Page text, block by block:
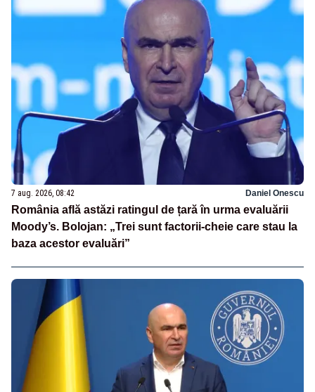
7 aug. 2026, 08:42 Daniel Onescu
România află astăzi ratingul de țară în urma evaluării
Moody’s. Bolojan: „Trei sunt factorii-cheie care stau la
baza acestor evaluări”